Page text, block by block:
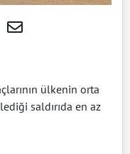
ülkenin orta
saldırıda en az